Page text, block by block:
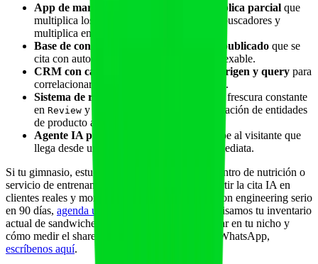
App de marca blanca con biblioteca pública parcial que
multiplica los puntos de cita por marca en buscadores y
multiplica entidades co-citadas.
Base de conocimiento y método propio publicado que se
cita con autoridades del sector y queda indexable.
CRM con campos de fuente, motor de origen y query para
correlacionar co-citation con captación real.
Sistema de reseñas verificable
que añade frescura constante
en Review y
con co-citación de entidades
de producto adyacentes.
Agente IA propio en la landing
que recibe al visitante que
llega desde una cita y resuelve la duda inmediata.
Si tu gimnasio, estudio, clínica de fisioterapia, centro de nutrición o
servicio de entrenamiento personal quiere convertir la cita IA en
clientes reales y montar un programa de co-citation engineering serio
en 90 días, agenda una demo de Fitai Labs
y revisamos tu inventario
actual de sandwiches, qué entidades A/B priorizar en tu nicho y
cómo medir el share por motor. Si prefieres por WhatsApp,
escríbenos aquí.